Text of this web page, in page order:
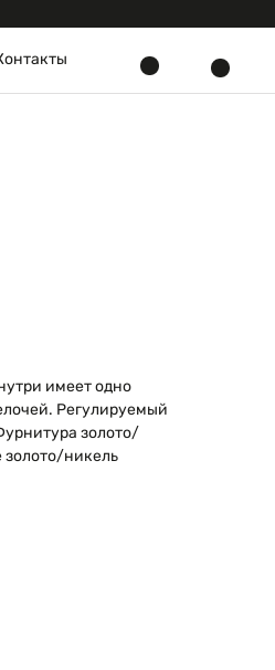
имеет одно
Регулируемый
золото/
никель